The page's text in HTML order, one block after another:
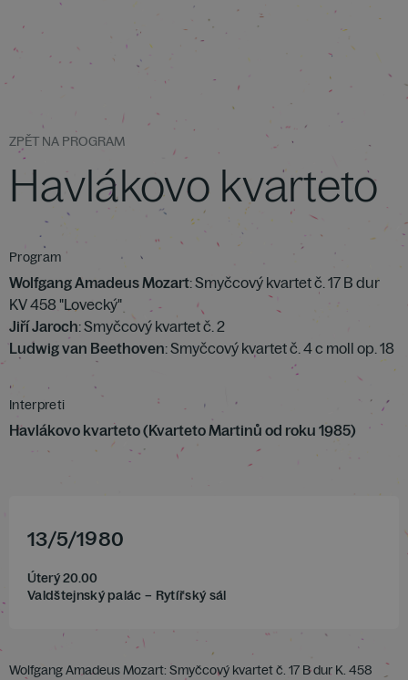
ZPĚT NA PROGRAM
Havlákovo kvarteto
Program
Wolfgang Amadeus Mozart: Smyčcový kvartet č. 17 B dur
KV 458 "Lovecký"
Jiří Jaroch: Smyčcový kvartet č. 2
Ludwig van Beethoven: Smyčcový kvartet č. 4 c moll op. 18
Interpreti
Havlákovo kvarteto (Kvarteto Martinů od roku 1985)
13/5/1980
Úterý 20.00
Valdštejnský palác – Rytířský sál
Wolfgang Amadeus Mozart: Smyčcový kvartet č. 17 B dur K. 458